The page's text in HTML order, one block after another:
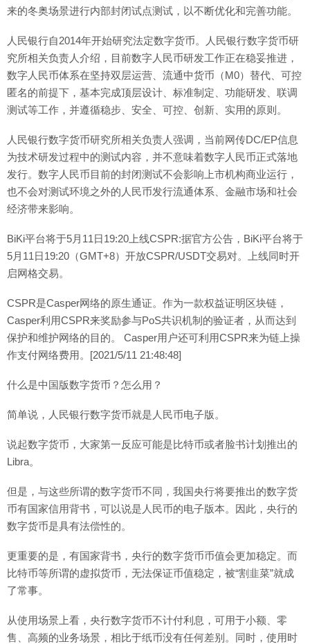
来的冬奥场景进行内部封闭试点测试，以不断优化和完善功能。
人民银行自2014年开始研究法定数字货币。人民银行数字货币研
究所相关负责人介绍，目前数字人民币研发工作正在稳妥推进，
数字人民币体系在坚持双层运营、流通中货币（M0）替代、可控
匿名的前提下，基本完成顶层设计、标准制定、功能研发、联调
测试等工作，并遵循稳步、安全、可控、创新、实用的原则。
人民银行数字货币研究所相关负责人强调，当前网传DC/EP信息
为技术研发过程中的测试内容，并不意味着数字人民币正式落地
发行。数字人民币目前的封闭测试不会影响上市机构商业运行，
也不会对测试环境之外的人民币发行流通体系、金融市场和社会
经济带来影响。
BiKi平台将于5月11日19:20上线CSPR:据官方公告，BiKi平台将于
5月11日19:20（GMT+8）开放CSPR/USDT交易对。上线同时开
启网格交易。
CSPR是Casper网络的原生通证。作为一款权益证明区块链，
Casper利用CSPR来奖励参与PoS共识机制的验证者，从而达到
保护和维护网络的目的。 Casper用户还可利用CSPR来为链上操
作支付网络费用。[2021/5/11 21:48:48]
什么是中国版数字货币？怎么用？
简单说，人民银行数字货币就是人民币电子版。
说起数字货币，大家第一反应可能是比特币或者脸书计划推出的
Libra。
但是，与这些所谓的数字货币不同，我国央行将要推出的数字货
币有国家信用背书，可以说是人民币的电子版本。因此，央行的
数字货币是具有法偿性的。
更重要的是，有国家背书，央行的数字货币币值会更加稳定。而
比特币等所谓的虚拟货币，无法保证币值稳定，被“割韭菜”就成
了常事。
从使用场景上看，央行数字货币不计付利息，可用于小额、零
售、高频的业务场景，相比于纸币没有任何差别。同时，使用时